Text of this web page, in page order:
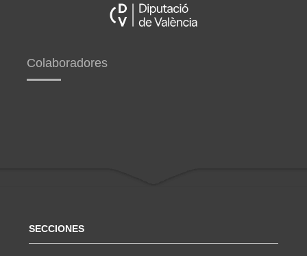
Colaboradores
SECCIONES